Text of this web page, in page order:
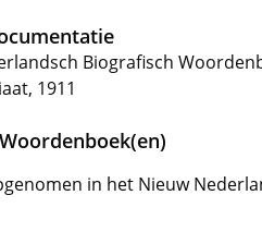
Biografisch
1911
in het Nieuw